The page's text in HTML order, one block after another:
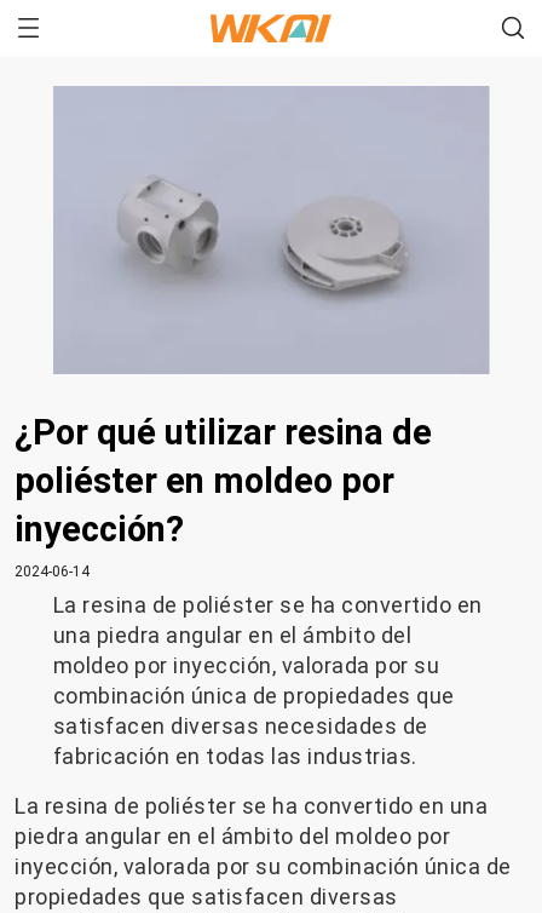
¿Por qué utilizar resina de
poliéster en moldeo por
inyección?
2024-06-14
La resina de poliéster se ha convertido en
una piedra angular en el ámbito del
moldeo por inyección, valorada por su
combinación única de propiedades que
satisfacen diversas necesidades de
fabricación en todas las industrias.
La resina de poliéster se ha convertido en una
piedra angular en el ámbito del moldeo por
inyección, valorada por su combinación única de
propiedades que satisfacen diversas